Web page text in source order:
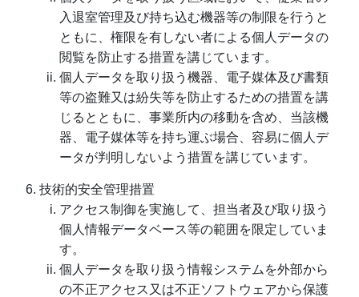
入退室管理及び持ち込む機器等の制限を行うと
ともに、権限を有しない者による個人データの
閲覧を防止する措置を講じています。
個人データを取り扱う機器、電子媒体及び書類
等の盗難又は紛失等を防止するための措置を講
じるとともに、事業所内の移動を含め、当該機
器、電子媒体等を持ち運ぶ場合、容易に個人デ
ータが判明しないよう措置を講じています。
技術的安全管理措置
アクセス制御を実施して、担当者及び取り扱う
個人情報データベース等の範囲を限定していま
す。
個人データを取り扱う情報システムを外部から
の不正アクセス又は不正ソフトウェアから保護